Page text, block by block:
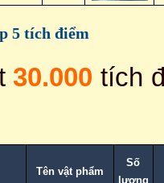
5 tích điểm
30.000 tích
Tên vật phẩm
Số
lượng